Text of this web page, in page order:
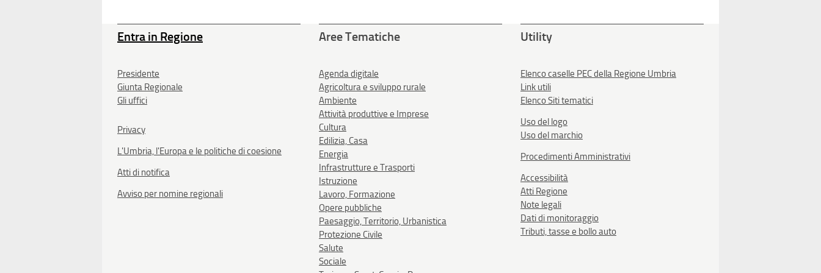
Entra in Regione
Presidente
Giunta Regionale
Gli uffici
Privacy
L'Umbria, l'Europa e le politiche di coesione
Atti di notifica
Avviso per nomine regionali
Aree Tematiche
Agenda digitale
Agricoltura e sviluppo rurale
Ambiente
Attività produttive e Imprese
Cultura
Edilizia, Casa
Energia
Infrastrutture e Trasporti
Istruzione
Lavoro, Formazione
Opere pubbliche
Paesaggio, Territorio, Urbanistica
Protezione Civile
Salute
Sociale
Utility
Elenco caselle PEC della Regione Umbria
Link utili
Elenco Siti tematici
Uso del logo
Uso del marchio
Procedimenti Amministrativi
Accessibilità
Atti Regione
Note legali
Dati di monitoraggio
Tributi, tasse e bollo auto